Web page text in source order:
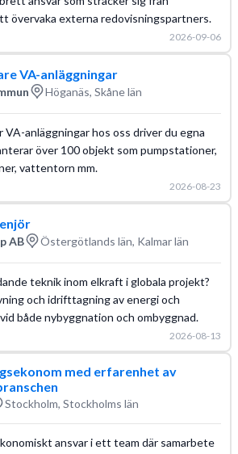
övervaka externa redovisningspartners.
2026-09-06
VA-anläggningar
Höganäs, Skåne län
anläggningar hos oss driver du egna
över 100 objekt som pumpstationer,
vattentorn mm.
2026-08-23
AB Östergötlands län, Kalmar län
teknik inom elkraft i globala projekt?
och idrifttagning av energi och
både nybyggnation och ombyggnad.
2026-08-13
med erfarenhet av
Stockholm, Stockholms län
ansvar i ett team där samarbete